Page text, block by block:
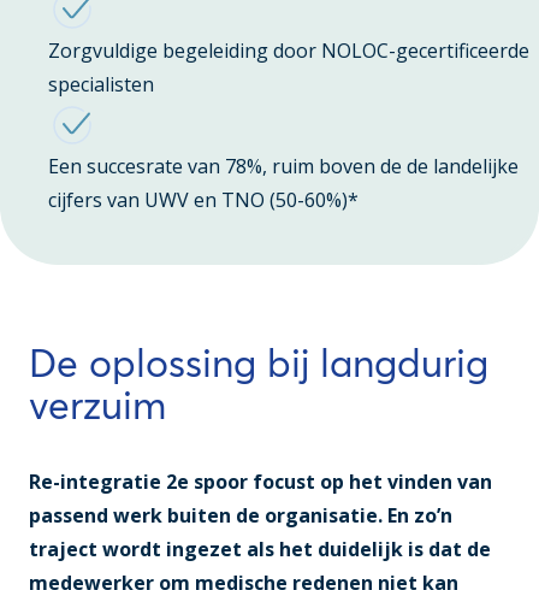
Zorgvuldige begeleiding door NOLOC-gecertificeerde
specialisten
Een succesrate van 78%, ruim boven de de landelijke
cijfers van UWV en TNO (50-60%)*
De oplossing bij langdurig
verzuim
Re-integratie 2e spoor focust op het vinden van
passend werk buiten de organisatie. En zo’n
traject wordt ingezet als het duidelijk is dat de
medewerker om medische redenen niet kan